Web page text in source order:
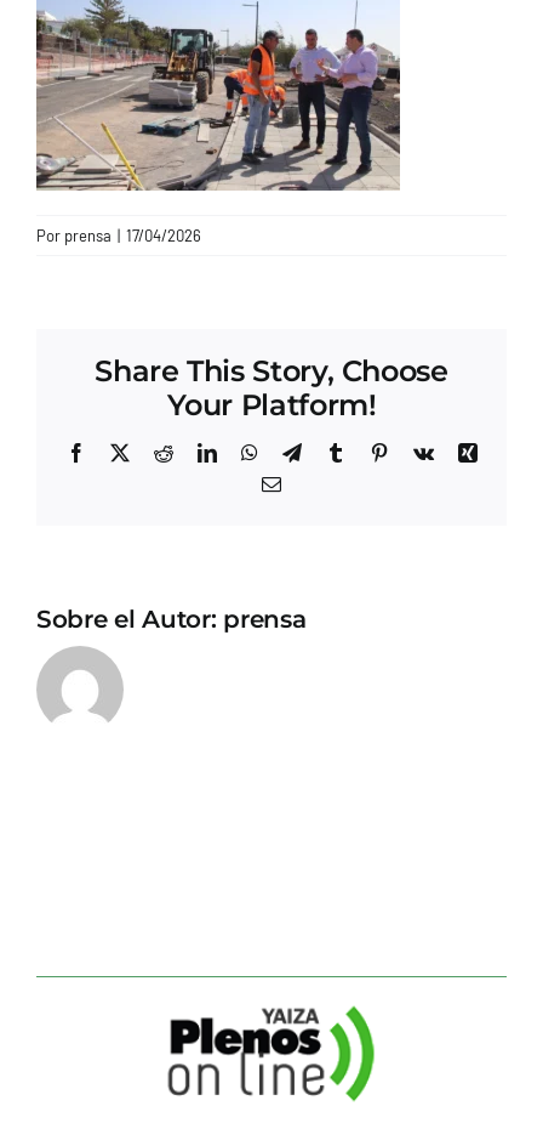
CONTACTO
Por prensa | 17/04/2026
Share This Story, Choose
Your Platform!
Facebook
X RedditLinkedInWhatsApp
TelegramTumblrPinterest
Vk
Xing
Correo
Sobre el Autor: prensa